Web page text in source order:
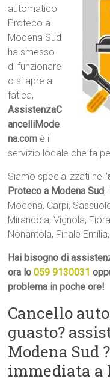
automatico
Proteco a
Modena Sud
ha smesso
di funzionare
o si apre a
fatica,
AssistenzaC
ancelliMode
na.com è il
servizio locale che fa
Siamo specializzati nell’
Proteco a Modena Sud,
Modena, Carpi,
Mirandola, Vignola,
Nonantola, Finale
Hai bisogno di
ora lo059 9130031
problema in poche ore!
Cancello
guasto?
Modena Sud
immediata a